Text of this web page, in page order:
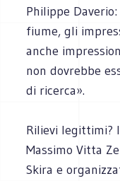
Philippe
fiume, gli
anche
non dovrebbe
di ricerca».
Rilievi legittimi?
Massimo Vitta
Skira e